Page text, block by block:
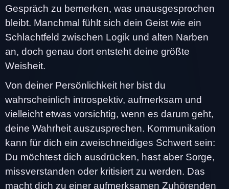
Gespräch zu bemerken, was unausgesprochen
bleibt. Manchmal fühlt sich dein Geist wie ein
Schlachtfeld zwischen Logik und alten Narben
an, doch genau dort entsteht deine größte
Weisheit.
Von deiner Persönlichkeit her bist du
wahrscheinlich introspektiv, aufmerksam und
vielleicht etwas vorsichtig, wenn es darum geht,
deine Wahrheit auszusprechen. Kommunikation
kann für dich ein zweischneidiges Schwert sein:
Du möchtest dich ausdrücken, hast aber Sorge,
missverstanden oder kritisiert zu werden. Das
macht dich zu einer aufmerksamen Zuhörenden